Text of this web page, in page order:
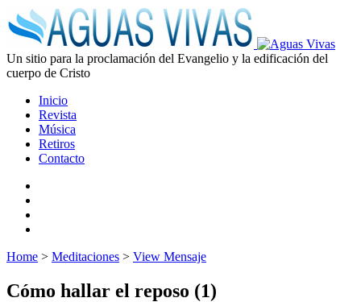
Un sitio para la proclamación del Evangelio y la edificación del
cuerpo de Cristo
Inicio
Revista
Música
Retiros
Contacto
Home > Meditaciones > View Mensaje
Cómo hallar el reposo (1)